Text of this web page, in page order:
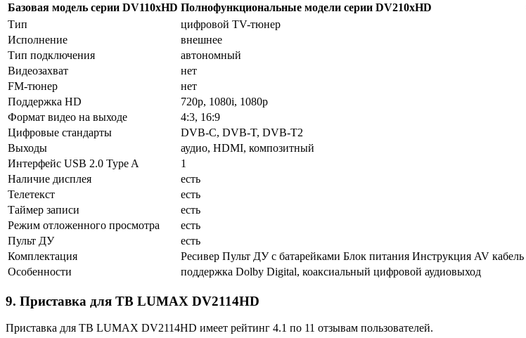
Базовая модель серии DV110xHD Полнофункциональные модели серии DV210xHD
Тип
цифровой TV-тюнер
Исполнение
внешнее
Тип подключения
автономный
Видеозахват
нет
FM-тюнер
нет
Поддержка HD
720p, 1080i, 1080p
Формат видео на выходе
4:3, 16:9
Цифровые стандарты
DVB-C, DVB-T, DVB-T2
Выходы
аудио, HDMI, композитный
Интерфейс USB 2.0 Type A
1
Наличие дисплея
есть
Телетекст
есть
Таймер записи
есть
Режим отложенного просмотра
есть
Пульт ДУ
есть
Комплектация
Ресивер Пульт ДУ с батарейками Блок питания Инструкция AV кабель
Особенности
поддержка Dolby Digital, коаксиальный цифровой аудиовыход
9. Приставка для ТВ LUMAX DV2114HD
Приставка для ТВ LUMAX DV2114HD имеет рейтинг 4.1 по 11 отзывам пользователей.